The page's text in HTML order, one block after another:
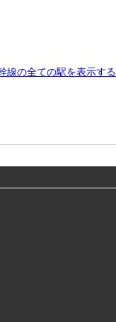
線の全ての駅を表示する